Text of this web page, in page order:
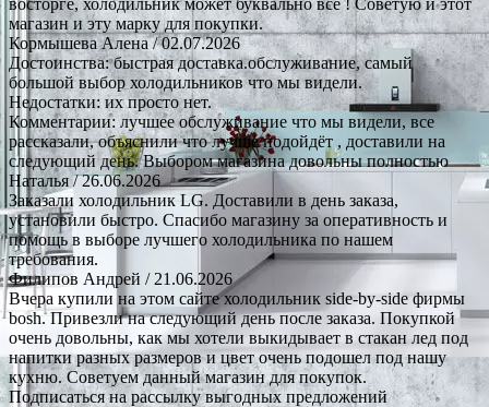
магазин и эту марку для покупки.
Кормышева Алена/ 02.07.2026
Достоинства: быстрая доставка.обслуживание, самый
большой выбор холодильников что мы видели.
Недостатки: их просто нет.
Комментарии: лучшее обслуживание что мы видели, все
рассказали, объяснили что лучше подойдёт , доставили на
следующий день. Выбором магазина довольны полностью
Наталья / 26.06.2026
Заказали холодильник LG. Доставили в день заказа,
установили быстро. Спасибо магазину за оперативность и
помощь в выборе лучшего холодильника по нашем
требования.
Филипов Андрей / 21.06.2026
Вчера купили на этом сайте холодильник side-by-side фирмы
bosh. Привезли на следующий день после заказа. Покупкой
очень довольны, как мы хотели выкидывает в стакан лед под
напитки разных размеров и цвет очень подошел под нашу
кухню. Советуем данный магазин для покупок.
Подписаться на рассылку выгодных предложений